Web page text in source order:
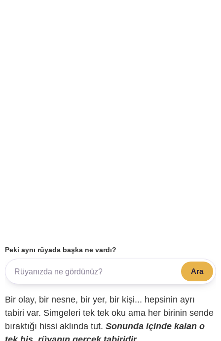
Peki aynı rüyada başka ne vardı?
Ara
Bir olay, bir nesne, bir yer, bir kişi... hepsinin ayrı
tabiri var. Simgeleri tek tek oku ama her birinin sende
bıraktığı hissi aklında tut. Sonunda içinde kalan o